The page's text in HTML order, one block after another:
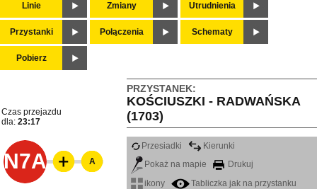
Linie Zmiany Utrudnienia
Przystanki Połączenia Schematy
Pobierz
PRZYSTANEK:
KOŚCIUSZKI - RADWAŃSKA
(1703)
Czas przejazdu
dla: 23:17
N7A
Przesiadki
Kierunki
Pokaż na mapie
Drukuj
ikony
Tabliczka jak na przystanku
A